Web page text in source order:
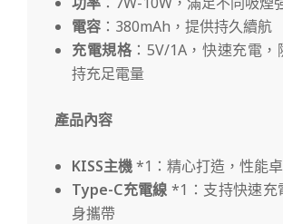
電容 ：380mAh，提供持久續航
充電規格 ：5V/1A，快速充電
持充足電量
產品內容
KISS主機*1：精心打造，性能
Type-C充電線 *1：支持快速充
身攜帶